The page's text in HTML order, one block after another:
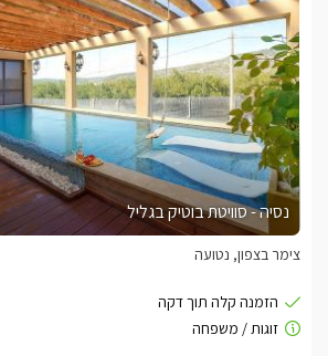
נסיה - סוויטת בוטיק בגליל
צימר בצפון, נטועה